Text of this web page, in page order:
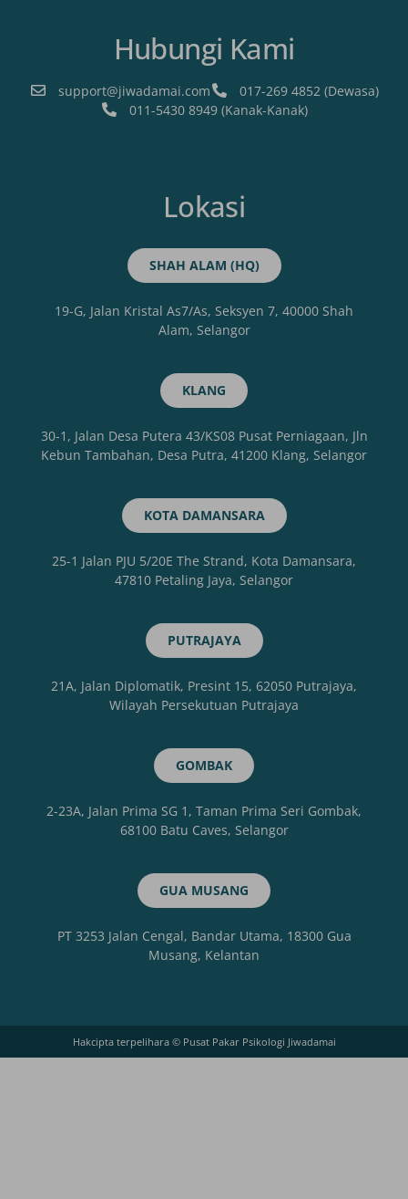
Hubungi Kami
support@jiwadamai.com
017-269 4852 (Dewasa)
011-5430 8949 (Kanak-Kanak)
Lokasi
SHAH ALAM (HQ)
19-G, Jalan Kristal As7/As, Seksyen 7, 40000 Shah
Alam, Selangor
KLANG
30-1, Jalan Desa Putera 43/KS08 Pusat Perniagaan, Jln
Kebun Tambahan, Desa Putra, 41200 Klang, Selangor
KOTA DAMANSARA
25-1 Jalan PJU 5/20E The Strand, Kota Damansara,
47810 Petaling Jaya, Selangor
PUTRAJAYA
21A, Jalan Diplomatik, Presint 15, 62050 Putrajaya,
Wilayah Persekutuan Putrajaya
GOMBAK
2-23A, Jalan Prima SG 1, Taman Prima Seri Gombak,
68100 Batu Caves, Selangor
GUA MUSANG
PT 3253 Jalan Cengal, Bandar Utama, 18300 Gua
Musang, Kelantan
Hakcipta terpelihara © Pusat Pakar Psikologi Jiwadamai